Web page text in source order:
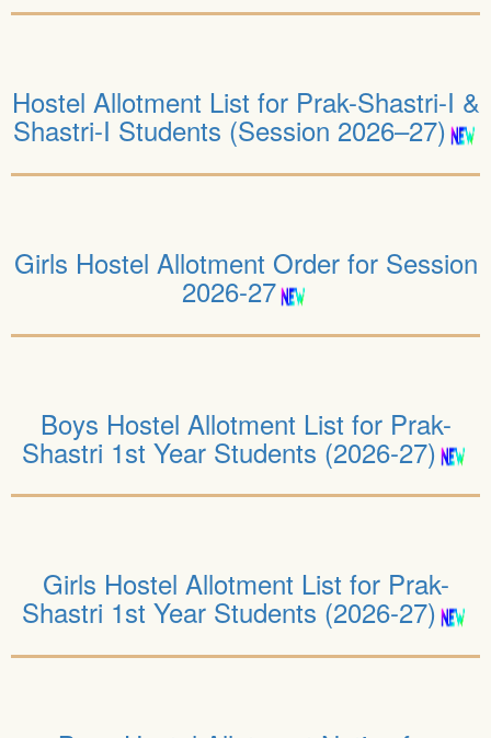
Hostel Allotment List for Prak-Shastri-I &
Shastri-I Students (Session 2026–27)
Girls Hostel Allotment Order for Session
2026-27
Boys Hostel Allotment List for Prak-
Shastri 1st Year Students (2026-27)
Girls Hostel Allotment List for Prak-
Shastri 1st Year Students (2026-27)